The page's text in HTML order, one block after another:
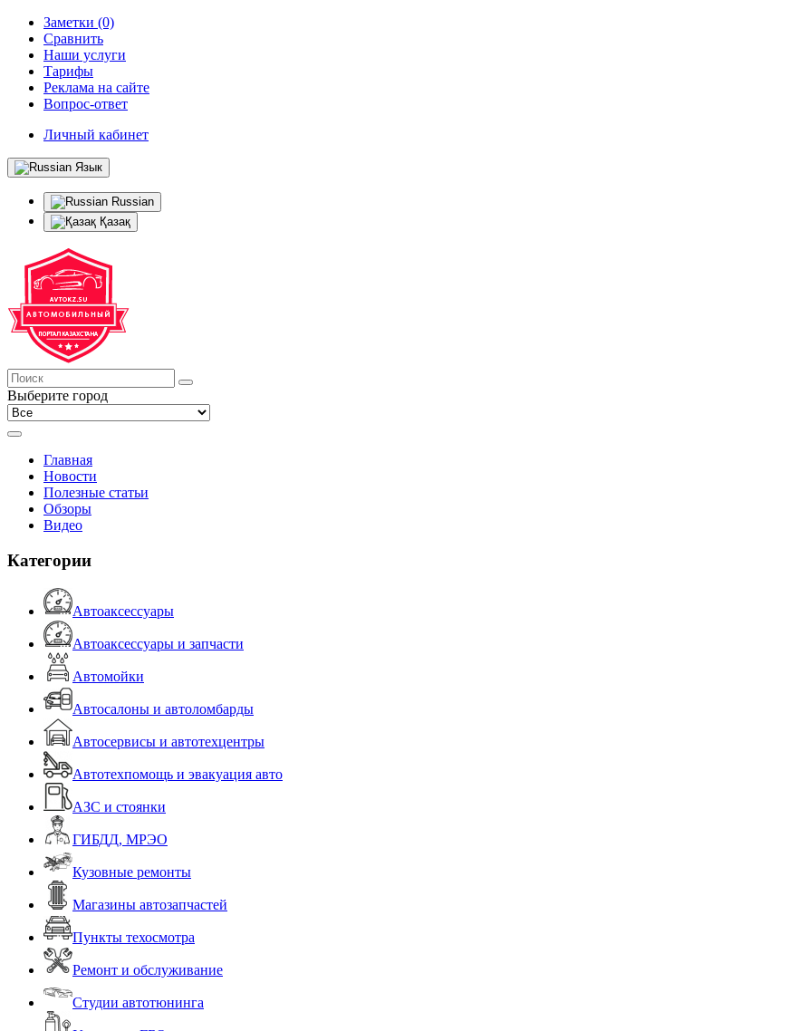
Заметки (0)
Сравнить
Наши услуги
Тарифы
Реклама на сайте
Вопрос-ответ
Личный кабинет
Язык
Russian
Қазақ
Выберите город
Главная
Новости
Полезные статьи
Обзоры
Видео
Категории
Автоаксессуары
Автоаксессуары и запчасти
Автомойки
Автосалоны и автоломбарды
Автосервисы и автотехцентры
Автотехпомощь и эвакуация авто
АЗС и стоянки
ГИБДД, МРЭО
Кузовные ремонты
Магазины автозапчастей
Пункты техосмотра
Ремонт и обслуживание
Студии автотюнинга